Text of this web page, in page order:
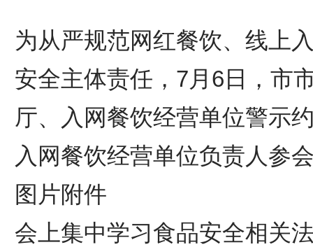
为从严规范网红餐饮、线上
安全主体责任，7月6日，市
厅、入网餐饮经营单位警示
入网餐饮经营单位负责人参
图片附件
会上集中学习食品安全相关